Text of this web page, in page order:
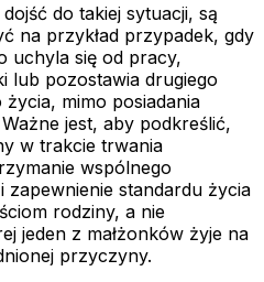
do takiej sytuacji, są
na przykład przypadek, gdy
uchyla się od pracy,
lub pozostawia drugiego
mimo posiadania
jest, aby podkreślić,
w trakcie trwania
wspólnego
zapewnienie standardu życia
rodziny, a nie
jeden z małżonków żyje na
przyczyny.